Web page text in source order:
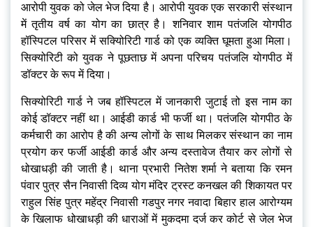
आरोपी युवक को जेल भेज दिया है। आरोपी युवक एक सरकारी संस्थान
में तृतीय वर्ष का योग का छात्र है। शनिवार शाम पतंजलि योगपीठ
हॉस्पिटल परिसर में सक्यिोरिटी गार्ड को एक व्यक्ति घूमता हुआ मिला।
सिक्योरिटी को युवक ने पूछताछ में अपना परिचय पतंजलि योगपीठ में
डॉक्टर के रूप में दिया।
सिक्योरिटी गार्ड ने जब हॉस्पिटल में जानकारी जुटाई तो इस नाम का
कोई डॉक्टर नहीं था। आईडी कार्ड भी फर्जी था। पतंजलि योगपीठ के
कर्मचारी का आरोप है की अन्य लोगों के साथ मिलकर संस्थान का नाम
प्रयोग कर फर्जी आईडी कार्ड और अन्य दस्तावेज तैयार कर लोगों से
धोखाधड़ी की जाती है। थाना प्रभारी नितेश शर्मा ने बताया कि रमन
पंवार पुत्र सैन निवासी दिव्य योग मंदिर ट्रस्ट कनखल की शिकायत पर
राहुल सिंह पुत्र महेंद्र निवासी गडपुर नगर नवादा बिहार हाल आरोग्यम
के खिलाफ धोखाधड़ी की धाराओं में मुकदमा दर्ज कर कोर्ट से जेल भेज